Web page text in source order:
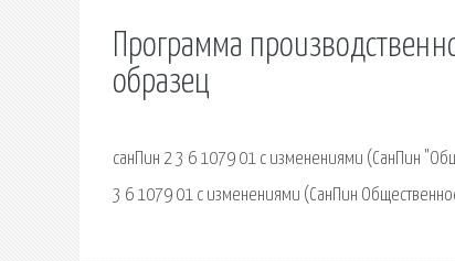
Программа
образец
cанПин 2 3 6 1079 01 с изменениями (СанПин
3 6 1079 01 с изменениями (СанПин